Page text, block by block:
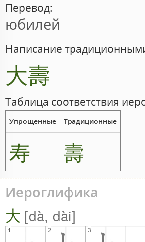
Перевод:
юбилей
Написание
大壽
Таблица соответствия
Упрощенные Традиционные
寿 壽
Иероглифика
大 dà, dài